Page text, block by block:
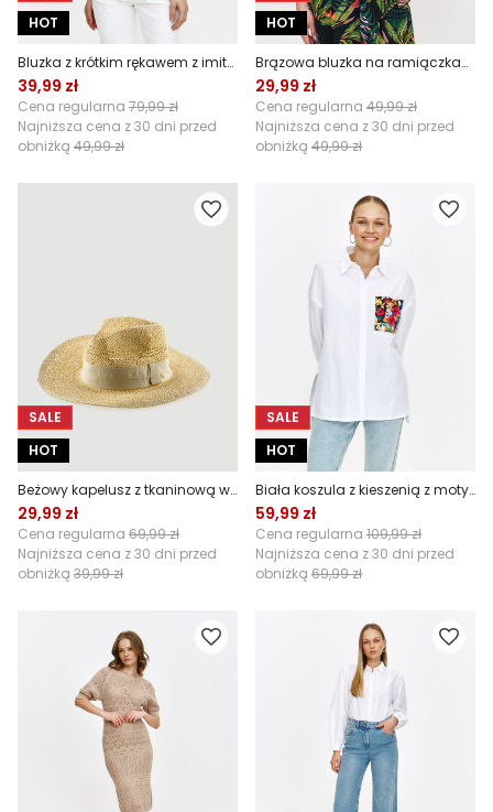
HOT
Bluzka z krótkim rękawem z imitacji denimu
39,99 zł
Cena regularna 79,99 zł
Najniższa cena z 30 dni przed
obniżką 49,99 zł
HOT
Brązowa bluzka na ramiączkach
29,99 zł
Cena regularna 49,99 zł
Najniższa cena z 30 dni przed
obniżką 49,99 zł
SALE
HOT
Beżowy kapelusz z tkaninową wstążką
29,99 zł
Cena regularna 69,99 zł
Najniższa cena z 30 dni przed
obniżką 39,99 zł
SALE
HOT
Biała koszula z kieszenią z motywem kwiatowym
59,99 zł
Cena regularna 109,99 zł
Najniższa cena z 30 dni przed
obniżką 69,99 zł